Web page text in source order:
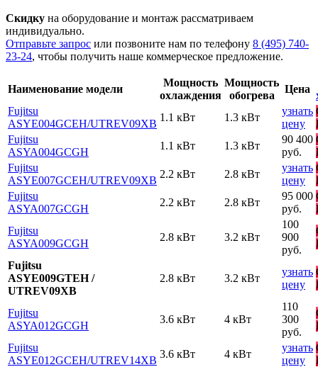
Скидку на оборудование и монтаж рассматриваем
индивидуально.
Отправьте запрос или позвоните нам по телефону 8 (495) 740-
23-24, чтобы получить наше коммерческое предложение.
Наименование модели
Мощность
охлаждения
Мощность
обогрева
Цена
Fujitsu
ASYE004GCEH/UTREV09XB
1.1 кВт 1.3 кВт
узнать
цену
Fujitsu
ASYA004GCGH
1.1 кВт 1.3 кВт
90 400
руб.
Fujitsu
ASYE007GCEH/UTREV09XB
2.2 кВт 2.8 кВт
узнать
цену
Fujitsu
ASYA007GCGH
2.2 кВт 2.8 кВт
95 000
руб.
Fujitsu
ASYA009GCGH
2.8 кВт 3.2 кВт
100
900
руб.
Fujitsu
ASYE009GTEH /
UTREV09XB
2.8 кВт 3.2 кВт
узнать
цену
Fujitsu
ASYA012GCGH
3.6 кВт 4 кВт
110
300
руб.
Fujitsu
ASYE012GСEH/UTREV14XB
3.6 кВт 4 кВт
узнать
цену